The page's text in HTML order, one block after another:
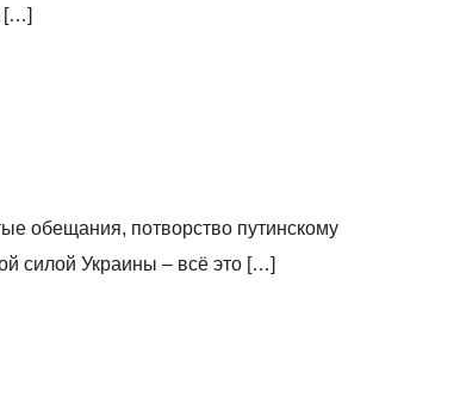
[…]
обещания, потворство путинскому
силой Украины – всё это […]